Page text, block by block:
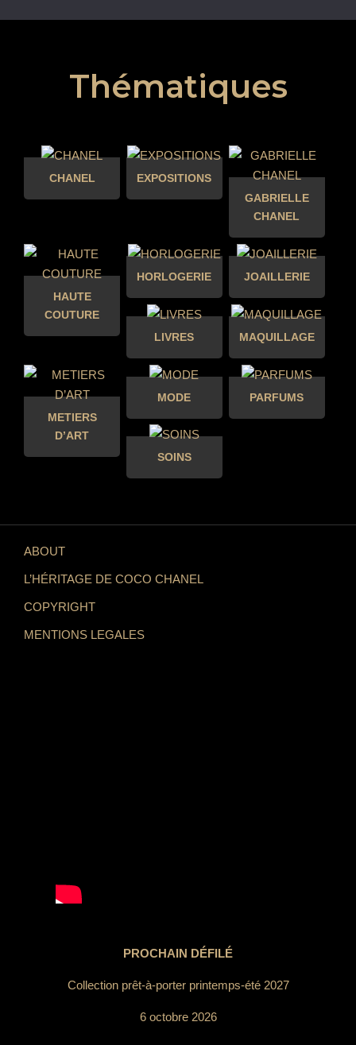
Thématiques
CHANEL
EXPOSITIONS
GABRIELLE
CHANEL
HAUTE
COUTURE
HORLOGERIE JOAILLERIE
LIVRES MAQUILLAGE
METIERS
D’ART
MODE PARFUMS
SOINS
ABOUT
L’HÉRITAGE DE COCO CHANEL
COPYRIGHT
MENTIONS LEGALES
PROCHAIN DÉFILÉ
Collection prêt-à-porter printemps-été 2027
6 octobre 2026